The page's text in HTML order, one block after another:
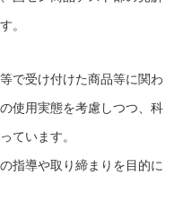
。
で受け付けた商品等に関わ
使用実態を考慮しつつ、科
ています。
指導や取り締まりを目的に